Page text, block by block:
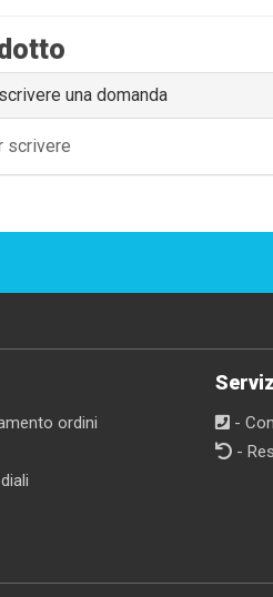
una domanda
scrivere
ordini
-
-